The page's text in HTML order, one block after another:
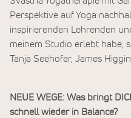
Perspektive auf Yoga
inspirierenden Lehrenden
meinem Studio erlebt habe,
Tanja Seehofer, James
NEUE WEGE: Was bringt
schnell wieder in Balance?